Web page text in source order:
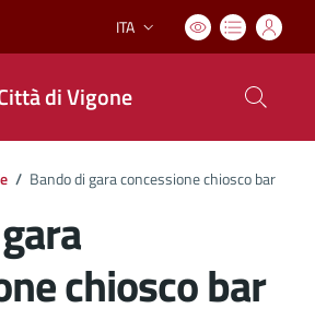
Lingua attiva:
ITA
di Vigone
/ Bando di gara concessione chiosco bar
chiosco bar